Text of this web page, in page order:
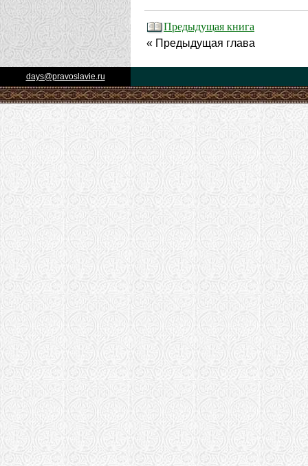
Предыдущая книга
« Предыдущая глава
days@pravoslavie.ru